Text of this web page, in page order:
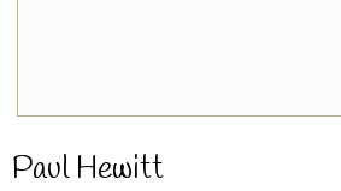
Paul Hewitt